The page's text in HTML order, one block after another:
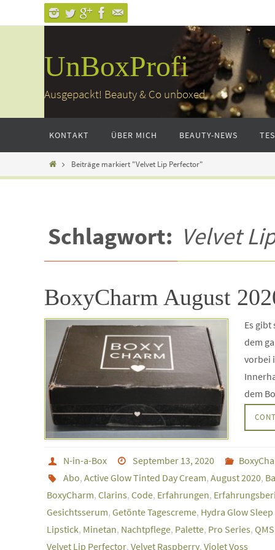
Inhalt
UnBoxProfi
Ausgepackt! Beauty & Co unboxed
springen
KONTAKT ÜBER MICH BEAUTY-NEWS
HomeBeiträge markiert "Velvet Lip Perfector"
Schlagwort: Velvet
BoxyCharm August
Es
dem
vorbei
dem
N-in-a-Box September 13, 2020
Abo, Active Glow Tinted Day Cream, August 2020,
BoxyCharm, Clarins, Code, Erfahrungen,
Gesichtsserum, Getönte Tagescreme, Hydra Glow
Lipstick, Minetan, Nachtpflege, Palette, Pro Series,
Velvet Lip Perfector, Velvet Raspberry, Violet Voss